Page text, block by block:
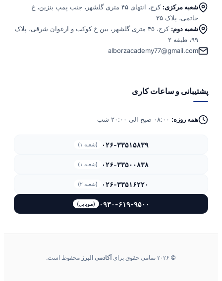
شعبه مرکزی:
کرج، انتهای ۴۵ متری گلشهر، جنب پمپ بنزین، خ
حاتمی، پلاک ۳۵
شعبه دوم:
کرج، ۴۵ متری گلشهر، بین خ کوکب و ارغوان شرقی، پلاک
۹۹، طبقه ۲
alborzacademy77@gmail.com
پشتیبانی و ساعات کاری
همه روزه:
۰۲۶-۳۳۵۱۵۸۳۹ (شعبه ۱)
۰۲۶-۳۳۵۰۰۸۳۸ (شعبه ۱)
۰۲۶-۳۳۵۱۶۲۲۰ (شعبه ۲)
۰۹۳۰-۶۱۹-۹۵۰۰ (موبایل)
© ۲۰۲۶ تمامی حقوق برای آکادمی البرز محفوظ است.